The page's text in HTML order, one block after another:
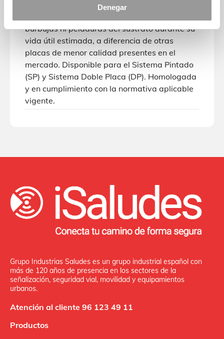
Denegar
Gran resistencia a la corrosión y los agentes
burbujas ni peladuras del sustrato durante su
vida útil estimada, a diferencia de otras
placas de menor calidad presentes en el
mercado. Disponible para el Sistema Pintado
(SP) y Sistema Doble Placa (DP). Homologada
y en cumplimiento con la normativa aplicable
vigente.
Grupo Industrias Saludes es un grupo industrial español con
más de 120 años de presencia en los sectores de la
señalización, seguridad vial, movilidad y equipamientos
urbanos.
Atención al cliente 96 123 49 11
Productos